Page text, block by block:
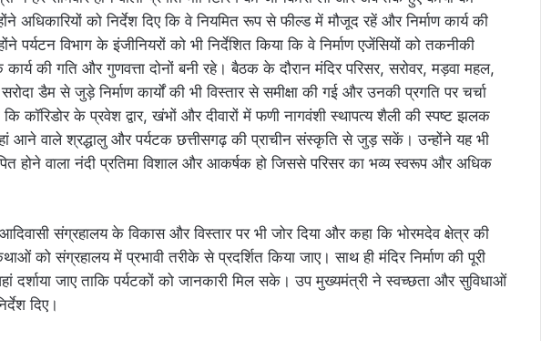
अधिकारियों को निर्देश दिए कि वे नियमित रूप से फील्ड में मौजूद रहें और निर्माण कार्य की
पर्यटन विभाग के इंजीनियरों को भी निर्देशित किया कि वे निर्माण एजेंसियों को तकनीकी
की गति और गुणवत्ता दोनों बनी रहे। बैठक के दौरान मंदिर परिसर, सरोवर, मड़वा महल,
डैम से जुड़े निर्माण कार्यों की भी विस्तार से समीक्षा की गई और उनकी प्रगति पर चर्चा
कॉरिडोर के प्रवेश द्वार, खंभों और दीवारों में फणी नागवंशी स्थापत्य शैली की स्पष्ट झलक
आने वाले श्रद्धालु और पर्यटक छत्तीसगढ़ की प्राचीन संस्कृति से जुड़ सकें। उन्होंने यह भी
होने वाला नंदी प्रतिमा विशाल और आकर्षक हो जिससे परिसर का भव्य स्वरूप और अधिक
संग्रहालय के विकास और विस्तार पर भी जोर दिया और कहा कि भोरमदेव क्षेत्र की
को संग्रहालय में प्रभावी तरीके से प्रदर्शित किया जाए। साथ ही मंदिर निर्माण की पूरी
दर्शाया जाए ताकि पर्यटकों को जानकारी मिल सके। उप मुख्यमंत्री ने स्वच्छता और सुविधाओं
दिए।